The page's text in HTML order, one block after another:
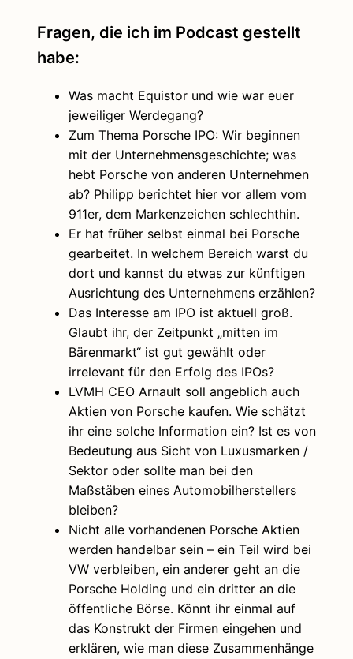
Fragen, die ich im Podcast gestellt
habe:
Was macht Equistor und wie war euer
jeweiliger Werdegang?
Zum Thema Porsche IPO: Wir beginnen
mit der Unternehmensgeschichte; was
hebt Porsche von anderen Unternehmen
ab? Philipp berichtet hier vor allem vom
911er, dem Markenzeichen schlechthin.
Er hat früher selbst einmal bei Porsche
gearbeitet. In welchem Bereich warst du
dort und kannst du etwas zur künftigen
Ausrichtung des Unternehmens erzählen?
Das Interesse am IPO ist aktuell groß.
Glaubt ihr, der Zeitpunkt „mitten im
Bärenmarkt“ ist gut gewählt oder
irrelevant für den Erfolg des IPOs?
LVMH CEO Arnault soll angeblich auch
Aktien von Porsche kaufen. Wie schätzt
ihr eine solche Information ein? Ist es von
Bedeutung aus Sicht von Luxusmarken /
Sektor oder sollte man bei den
Maßstäben eines Automobilherstellers
bleiben?
Nicht alle vorhandenen Porsche Aktien
werden handelbar sein – ein Teil wird bei
VW verbleiben, ein anderer geht an die
Porsche Holding und ein dritter an die
öffentliche Börse. Könnt ihr einmal auf
das Konstrukt der Firmen eingehen und
erklären, wie man diese Zusammenhänge